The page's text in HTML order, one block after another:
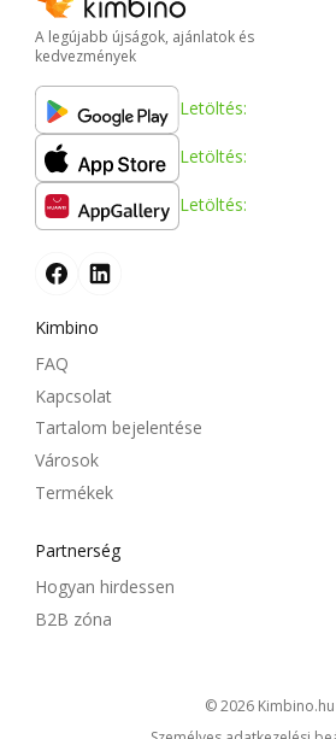
A legújabb újságok, ajánlatok és
kedvezmények
Letöltés:
Letöltés:
Letöltés:
Kimbino
FAQ
Kapcsolat
Tartalom bejelentése
Városok
Termékek
Partnerség
Hogyan hirdessen
B2B zóna
© 2026
kimbino.hu